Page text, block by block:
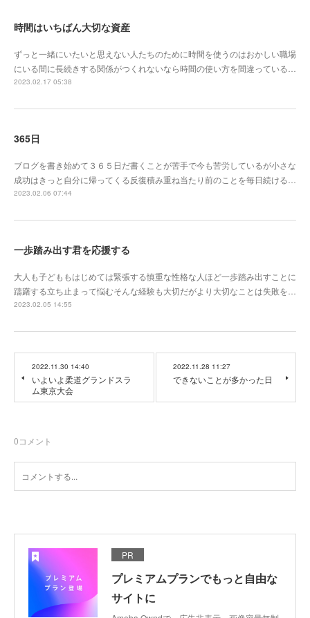
時間はいちばん大切な資産
ずっと一緒にいたいと思えない人たちのために時間を使うのはおかしい職場
にいる間に長続きする関係がつくれないなら時間の使い方を間違っている…
2023.02.17 05:38
365日
ブログを書き始めて３６５日だ書くことが苦手で今も苦労しているが小さな
成功はきっと自分に帰ってくる反復積み重ね当たり前のことを毎日続ける…
2023.02.06 07:44
一歩踏み出す君を応援する
大人も子どももはじめては緊張する慎重な性格な人ほど一歩踏み出すことに
躊躇する立ち止まって悩むそんな経験も大切だがより大切なことは失敗を…
2023.02.05 14:55
2022.11.30 14:40
いよいよ柔道グランドスラ
ム東京大会
2022.11.28 11:27
できないことが多かった日
0コメント
PR
プレミアムプランでもっと自由な
サイトに